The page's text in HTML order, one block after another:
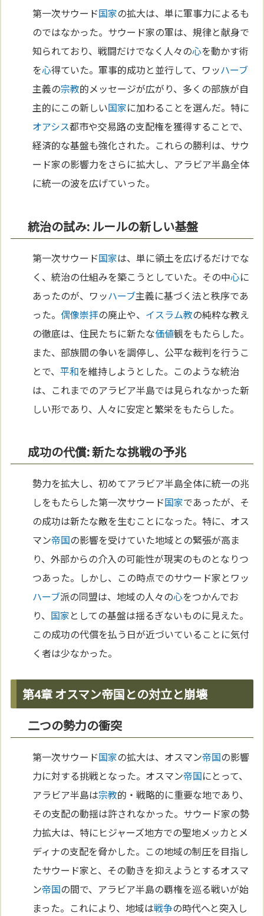
第一次サウード国家の拡大は、単に軍事力によるも
のではなかった。サウード家の軍は、規律と献身で
知られており、戦闘だけでなく人々の心を動かす術
を心得ていた。軍事的成功と並行して、ワッハーブ
主義の宗教的メッセージが広がり、多くの部族が自
主的にこの新しい国家に加わることを選んだ。特に
オアシス都市や交易路の支配権を獲得することで、
経済的な基盤も強化された。これらの勝利は、サウ
ード家の影響力をさらに拡大し、アラビア半島全体
に統一の波を広げていった。
統治の試み: ルールの新しい基盤
第一次サウード国家は、単に領土を広げるだけでな
く、統治の仕組みを築こうとしていた。その中心に
あったのが、ワッハーブ主義に基づく法と秩序であ
った。 偶像崇拝の廃止や、 イスラム教の純粋な教え
の徹底は、住民たちに新たな価値観をもたらした。
また、部族間の争いを調停し、公平な裁判を行うこ
とで、平和を維持しようとした。このような統治
は、これまでのアラビア半島では見られなかった新
しい形であり、人々に安定と繁栄をもたらした。
成功の代償: 新たな挑戦の予兆
勢力を拡大し、初めてアラビア半島全体に統一の兆
しをもたらした第一次サウード国家であったが、そ
の成功は新たな敵を生むことになった。特に、オス
マン帝国の影響を受けていた地域との緊張が高ま
り、外部からの介入の可能性が現実のものとなりつ
つあった。しかし、この時点でのサウード家とワッ
ハーブ派の同盟は、地域の人々の心をつかんでお
り、 国家としての基盤は揺るぎないものに見えた。
この成功の代償を払う日が近づいていることに気付
く者は少なかった。
第4章 オスマン帝国との対立と崩壊
二つの勢力の衝突
第一次サウード国家の拡大は、オスマン帝国の影響
力に対する挑戦となった。オスマン帝国にとって、
アラビア半島は宗教的・戦略的に重要な地であり、
その支配の動揺は許されなかった。サウード家の勢
力拡大は、特にヒジャーズ地方での聖地メッカとメ
ディナの支配を脅かした。この地域の制圧を目指し
たサウード家と、その動きを抑えようとするオスマ
ン帝国の間で、アラビア半島の覇権を巡る戦いが始
まった。これにより、地域は戦争の時代へと突入し